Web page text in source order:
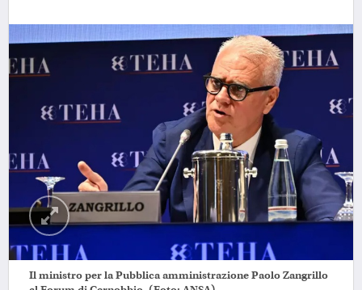
Il ministro per la Pubblica amministrazione Paolo Zangrillo